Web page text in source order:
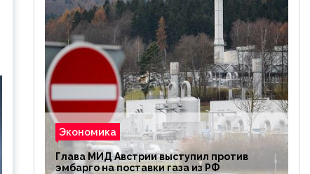
Экономика
Глава МИД Австрии выступил против
эмбарго на поставки газа из РФ